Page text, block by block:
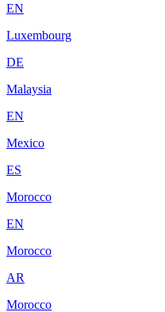
EN
Luxembourg
DE
Malaysia
EN
Mexico
ES
Morocco
EN
Morocco
AR
Morocco